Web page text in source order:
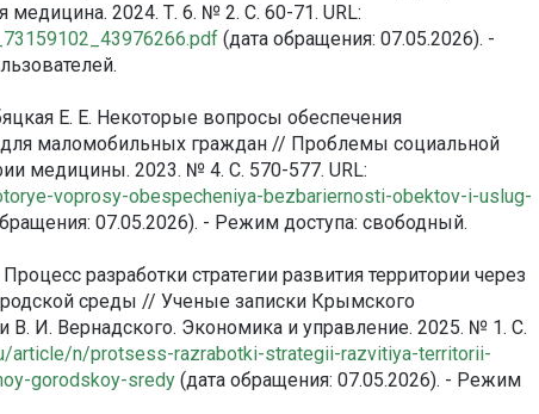
2024. Т. 6. № 2. С. 60-71. URL:
(дата обращения: 07.05.2026). -
Е. Е. Некоторые вопросы обеспечения
для маломобильных граждан // Проблемы социальной
медицины. 2023. № 4. С. 570-577. URL:
voprosy-obespecheniya-bezbariernosti-obektov-i-uslug-
07.05.2026). - Режим доступа: свободный.
разработки стратегии развития территории через
среды // Ученые записки Крымского
В. И. Вернадского. Экономика и управление. 2025. № 1. С.
article/n/protsess-razrabotki-strategii-razvitiya-territorii-
gorodskoy-sredy (дата обращения: 07.05.2026). - Режим